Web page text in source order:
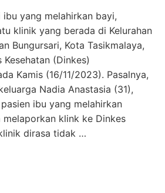
ibu yang melahirkan bayi,
klinik yang berada di Kelurahan
Bungursari, Kota Tasikmalaya,
(Dinkes)
Kamis (16/11/2023). Pasalnya,
Nadia Anastasia (31),
ibu yang melahirkan
klink ke Dinkes
dirasa tidak …